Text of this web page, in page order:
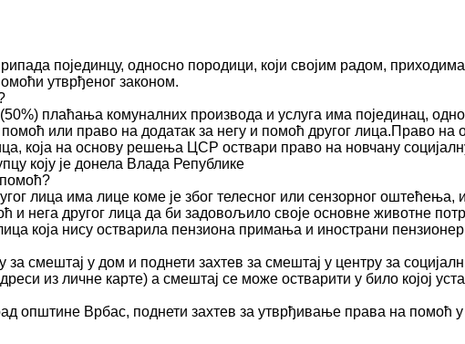
појединцу, односно породици, који својим радом,
утврђеног законом.
плаћања комуналних производа и услуга има појединац,
или право на додатак за негу и помоћ другог лица.Право
која на основу решења ЦСР оствари право на новчану
коју је донела Влада Републике
помоћ?
лица има лице коме је због телесног или сензорног
и нега другог лица да би задовољило своје основне животне
која нису остварила пензиона примања и инострани
за смештај у дом и поднети захтев за смештај у центру за
из личне карте) а смештај се може остварити у било којој
општине Врбас, поднети захтев за утврђивање права на помоћ у